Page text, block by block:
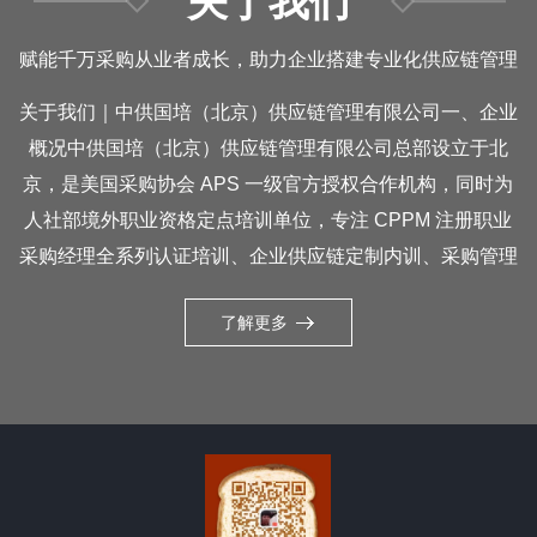
赋能千万采购从业者成长，助力企业搭建专业化供应链管理
体系
关于我们｜中供国培（北京）供应链管理有限公司一、企业
概况中供国培（北京）供应链管理有限公司总部设立于北
京，是美国采购协会 APS 一级官方授权合作机构，同时为
人社部境外职业资格定点培训单位，专注 CPPM 注册职业
采购经理全系列认证培训、企业供应链定制内训、采购管理
在北京打造标准化线下集训场地与常态化统考考点，辐射京
APS 美国采购协会完整中英文授权文件，拥有 CAP、
CPP、CPPM 三级采购认证招生、72 学时标准化教学、全
了解更多